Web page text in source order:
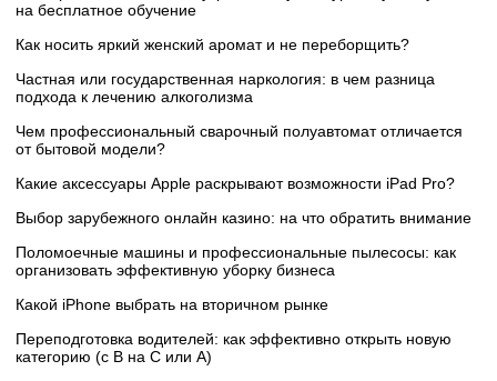
на бесплатное обучение
Как носить яркий женский аромат и не переборщить?
Частная или государственная наркология: в чем разница
подхода к лечению алкоголизма
Чем профессиональный сварочный полуавтомат отличается
от бытовой модели?
Какие аксессуары Apple раскрывают возможности iPad Pro?
Выбор зарубежного онлайн казино: на что обратить внимание
Поломоечные машины и профессиональные пылесосы: как
организовать эффективную уборку бизнеса
Какой iPhone выбрать на вторичном рынке
Переподготовка водителей: как эффективно открыть новую
категорию (с B на C или А)